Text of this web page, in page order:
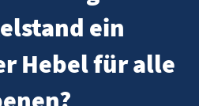
ein
Hebel für alle